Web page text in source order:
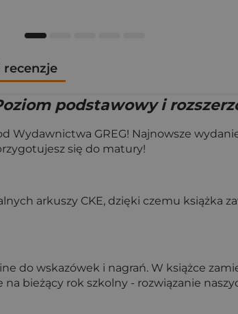
recenzje
podstawowy i
Wydawnictwa GREG! Najnowsze
się do matury!
arkuszy CKE, dzięki czemu książka
do wskazówek i nagrań. W książce
bieżący rok szkolny - rozwiązanie